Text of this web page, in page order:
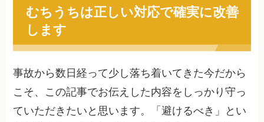
むちうちは正しい対応で確実に改善
します
事故から数日経って少し落ち着いてきた今だから
こそ、この記事でお伝えした内容をしっかり守っ
ていただきたいと思います。「避けるべき」とい